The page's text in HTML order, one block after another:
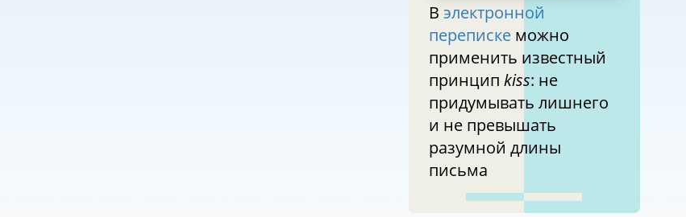
В электронной
перепискеможно
применить известный
принцип kiss: не
придумывать лишнего
и не превышать
разумной длины
письма